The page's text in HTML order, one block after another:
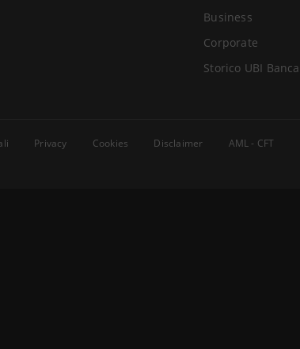
Business
Corporate
Storico UBI Banca
Privacy Cookies Disclaimer AML - CFT